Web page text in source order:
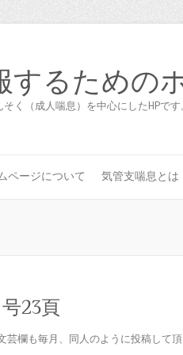
するための
く（成人喘息）を中心にしたHPです
ページについて 気管支喘息とは
23頁
芸欄も毎月、同人のように投稿して